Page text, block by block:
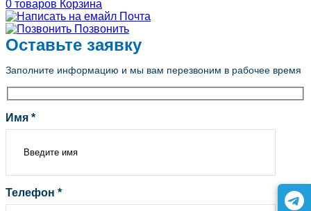
0 товаров Корзина
Почта
Позвонить
Оставьте заявку
Заполните информацию и мы вам перезвоним в рабочее время
Имя *
Телефон *